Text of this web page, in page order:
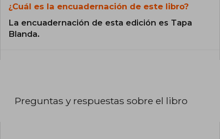
¿Cuál es la encuadernación de este libro?
La encuadernación de esta edición es Tapa
Blanda.
Preguntas y respuestas sobre el libro